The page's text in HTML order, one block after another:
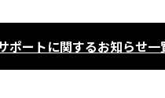
ポートに関するお知らせ一